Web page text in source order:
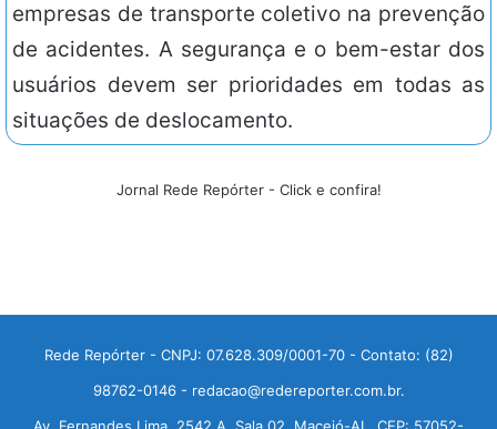
empresas de transporte coletivo na prevenção
de acidentes. A segurança e o bem-estar dos
usuários devem ser prioridades em todas as
situações de deslocamento.
Jornal Rede Repórter - Click e confira!
Rede Repórter - CNPJ: 07.628.309/0001-70 - Contato: (82)
98762-0146 - redacao@redereporter.com.br.